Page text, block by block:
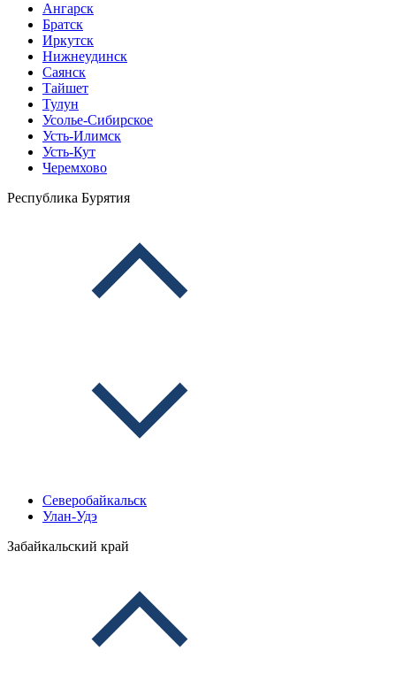
Ангарск
Братск
Иркутск
Нижнеудинск
Саянск
Тайшет
Тулун
Усолье-Сибирское
Усть-Илимск
Усть-Кут
Черемхово
Республика Бурятия
Северобайкальск
Улан-Удэ
Забайкальский край